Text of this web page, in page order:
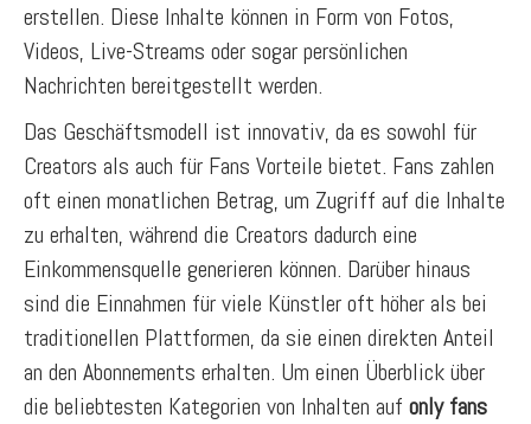
erstellen. Diese Inhalte können in Form von Fotos,
Videos, Live-Streams oder sogar persönlichen
Nachrichten bereitgestellt werden.
Das Geschäftsmodell ist innovativ, da es sowohl für
Creators als auch für Fans Vorteile bietet. Fans zahlen
oft einen monatlichen Betrag, um Zugriff auf die Inhalte
zu erhalten, während die Creators dadurch eine
Einkommensquelle generieren können. Darüber hinaus
sind die Einnahmen für viele Künstler oft höher als bei
traditionellen Plattformen, da sie einen direkten Anteil
an den Abonnements erhalten. Um einen Überblick über
die beliebtesten Kategorien von Inhalten auf only fans